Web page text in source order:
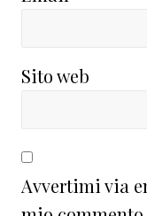
Sito web
Avvertimi via